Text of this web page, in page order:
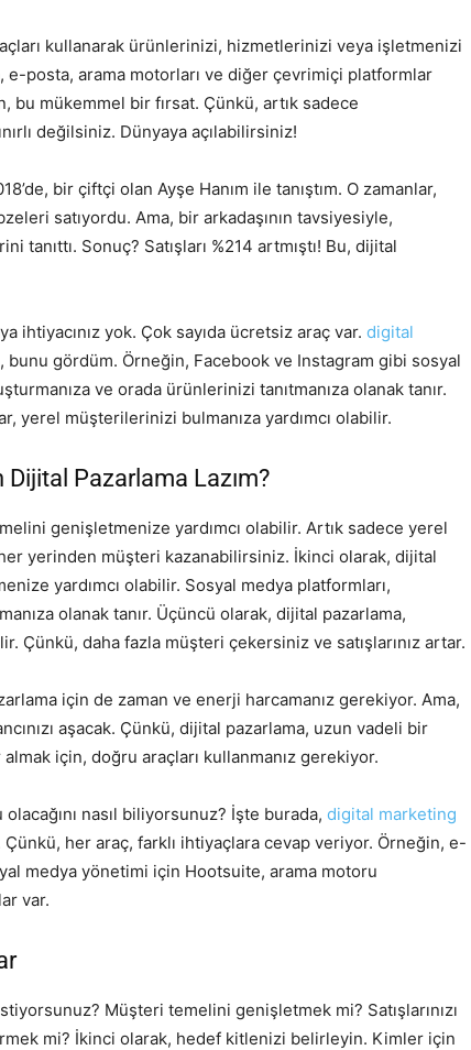
kullanarak ürünlerinizi, hizmetlerinizi veya işletmenizi
e-posta, arama motorları ve diğer çevrimiçi platformlar
bu mükemmel bir fırsat. Çünkü, artık sadece
değilsiniz. Dünyaya açılabilirsiniz!
bir çiftçi olan Ayşe Hanım ile tanıştım. O zamanlar,
satıyordu. Ama, bir arkadaşının tavsiyesiyle,
tanıttı. Sonuç? Satışları %214 artmıştı! Bu, dijital
ihtiyacınız yok. Çok sayıda ücretsiz araç var. digital
bunu gördüm. Örneğin, Facebook ve Instagram gibi sosyal
ve orada ürünlerinizi tanıtmanıza olanak tanır.
yerel müşterilerinizi bulmanıza yardımcı olabilir.
Pazarlama Lazım?
genişletmenize yardımcı olabilir. Artık sadece yerel
her yerinden müşteri kazanabilirsiniz. İkinci olarak, dijital
yardımcı olabilir. Sosyal medya platformları,
olanak tanır. Üçüncü olarak, dijital pazarlama,
Çünkü, daha fazla müşteri çekersiniz ve satışlarınız artar.
için de zaman ve enerji harcamanız gerekiyor. Ama,
aşacak. Çünkü, dijital pazarlama, uzun vadeli bir
almak için, doğru araçları kullanmanız gerekiyor.
nasıl biliyorsunuz? İşte burada, digital marketing
Çünkü, her araç, farklı ihtiyaçlara cevap veriyor. Örneğin, e-
medya yönetimi için Hootsuite, arama motoru
var.
Müşteri temelini genişletmek mi? Satışlarınızı
mi? İkinci olarak, hedef kitlenizi belirleyin. Kimler için